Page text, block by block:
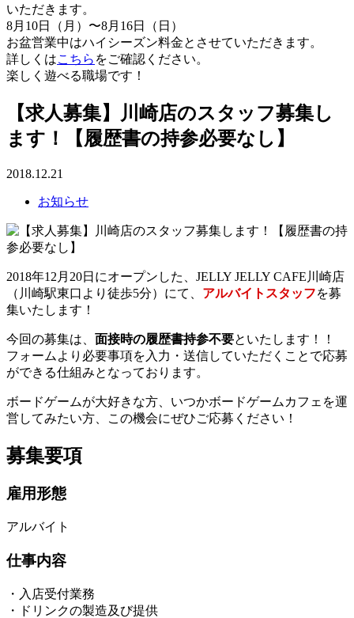
いただきます。
8月10日（月）〜8月16日（日）
お盆営業中はハイシーズン料金とさせていただきます。
詳しくはこちら をご確認ください。
楽しく遊べる職場です！
【求人募集】川崎店のスタッフ募集し
ます！【履歴書の持参必要なし】
2018.12.21
お知らせ
2018年12月20日にオープンした、JELLY JELLY CAFE川崎店
（川崎駅東口より徒歩5分）にて、 アルバイトスタッフを募
集いたします！
今回の募集は、 面接時の履歴書持参不要といたします！！
フォームより必要事項を入力・送信していただくことで応募
ができる仕組みとなっております。
ボードゲームが大好きな方、いつかボードゲームカフェを運
営してみたい方、この機会にぜひご応募ください！
募集要項
雇用形態
アルバイト
仕事内容
・入店受付業務
・ドリンクの製造及び提供